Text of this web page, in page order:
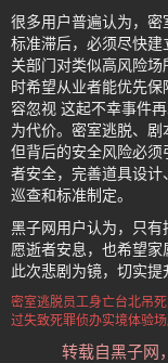
很多用户普遍认为，
标准滞后，必须尽快
关部门对类似高风险
时希望从业者能优先
容忽视 这起不幸事件
为代价。密室逃脱、剧
但背后的安全风险必
者安全，完善道具设
巡查和标准制定。
黑子网用户认为，只有
愿逝者安息，也希望
此次悲剧为镜，切实提
密室逃脱员工身亡台北吊
过失致死罪侦办实境体验
转载自黑子网